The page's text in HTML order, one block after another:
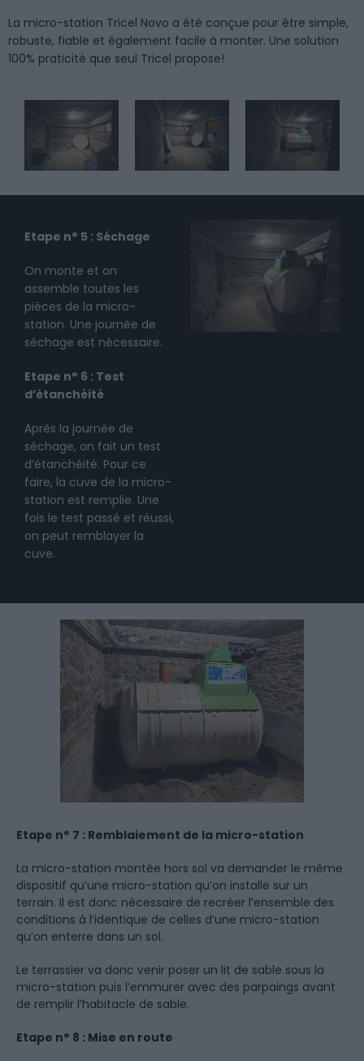
La micro-station Tricel Novo a été conçue pour être simple,
robuste, fiable et également facile à monter. Une solution
100% praticité que seul Tricel propose!
Etape n° 5 : Séchage
On monte et on
assemble toutes les
pièces de la micro-
station. Une journée de
séchage est nécessaire.
Etape n° 6 : Test
d’étanchéité
Après la journée de
séchage, on fait un test
d’étanchéité. Pour ce
faire, la cuve de la micro-
station est remplie. Une
fois le test passé et réussi,
on peut remblayer la
cuve.
Etape n° 7 : Remblaiement de la micro-station
La micro-station montée hors sol va demander le même
dispositif qu’une micro-station qu’on installe sur un
terrain. Il est donc nécessaire de recréer l’ensemble des
conditions à l’identique de celles d’une micro-station
qu’on enterre dans un sol.
Le terrassier va donc venir poser un lit de sable sous la
micro-station puis l’emmurer avec des parpaings avant
de remplir l’habitacle de sable.
Etape n° 8 : Mise en route